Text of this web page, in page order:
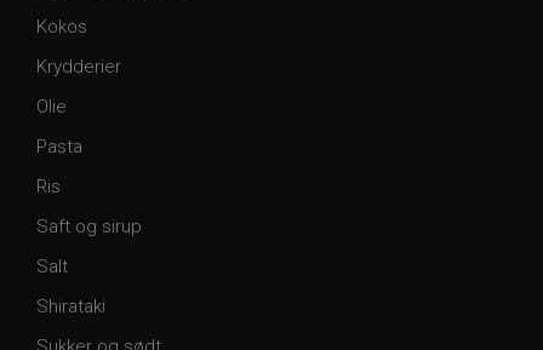
Kokos
Krydderier
Olie
Pasta
Ris
Saft og sirup
Salt
Shirataki